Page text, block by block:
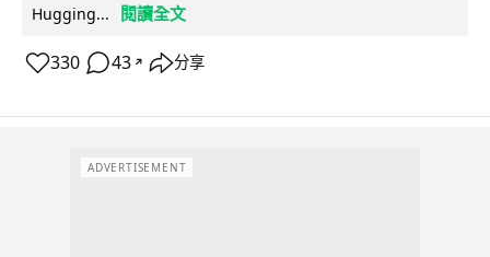
Hugging...
閱讀全文
330 43 ↗ 分享
ADVERTISEMENT